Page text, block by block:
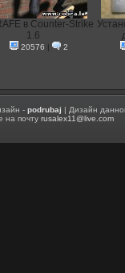
в Counter-Strike
1.6
20576 | 2
-podrubaj | Дизайн
на почтуrusalex11@live.com